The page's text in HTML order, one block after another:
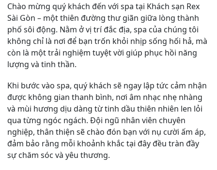
Chào mừng quý khách đến với spa tại Khách sạn Rex
Sài Gòn – một thiên đường thư giãn giữa lòng thành
phố sôi động. Nằm ở vị trí đắc địa, spa của chúng tôi
không chỉ là nơi để bạn trốn khỏi nhịp sống hối hả, mà
còn là một trải nghiệm tuyệt vời giúp phục hồi năng
lượng và tinh thần.
Khi bước vào spa, quý khách sẽ ngay lập tức cảm nhận
được không gian thanh bình, nơi âm nhạc nhẹ nhàng
và mùi hương dịu dàng từ tinh dầu thiên nhiên len lỏi
qua từng ngóc ngách. Đội ngũ nhân viên chuyên
nghiệp, thân thiện sẽ chào đón bạn với nụ cười ấm áp,
đảm bảo rằng mỗi khoảnh khắc tại đây đều tràn đầy
sự chăm sóc và yêu thương.